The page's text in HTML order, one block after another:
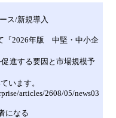
ス/新規導入
『2026年版 中堅・中小企
進する要因と市場規模予
います。
articles/2608/05/news03
になる